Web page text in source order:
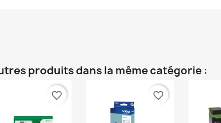
produits dans la même catégorie :
favorite_border favorite_border